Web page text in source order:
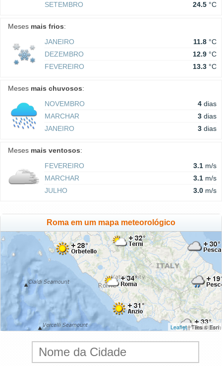
SETEMBRO
24.5 °C
Meses mais frios:
JANEIRO
11.8 °C
DEZEMBRO
12.9 °C
FEVEREIRO
13.3 °C
Meses mais chuvosos:
NOVEMBRO
4 dias
MARCHAR
3 dias
JANEIRO
3 dias
Meses mais ventosos:
FEVEREIRO
3.1 m/s
MARCHAR
3.1 m/s
JULHO
3.0 m/s
Roma em um mapa meteorológico
Leaflet| Tiles © Esri